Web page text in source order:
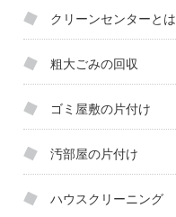
クリーンセンターとは
粗大ごみの回収
ゴミ屋敷の片付け
汚部屋の片付け
ハウスクリーニング